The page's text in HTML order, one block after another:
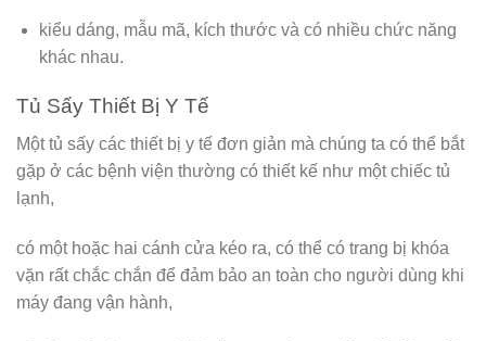
kiểu dáng, mẫu mã, kích thước và có nhiều chức năng
khác nhau.
Tủ Sấy Thiết Bị Y Tế
Một tủ sấy các thiết bị y tế đơn giản mà chúng ta có thể bắt
gặp ở các bệnh viện thường có thiết kế như một chiếc tủ
lạnh,
có một hoặc hai cánh cửa kéo ra, có thể có trang bị khóa
vặn rất chắc chắn để đảm bảo an toàn cho người dùng khi
máy đang vận hành,